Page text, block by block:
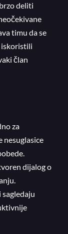
deliti
timu da se
iskoristili
član
za
nesuglasice
dijalog o